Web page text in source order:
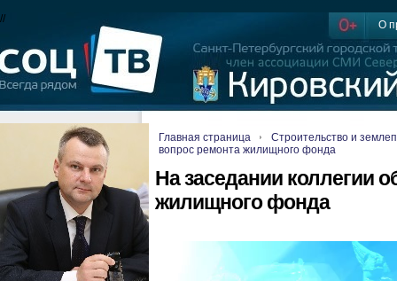
О
//
Главная страница
Строительство и
вопрос ремонта жилищного фонда
На заседании коллегии
жилищного фонда